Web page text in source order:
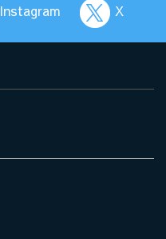
Instagram X